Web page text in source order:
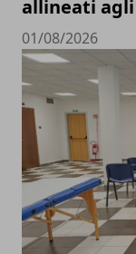
allineati agli
01/08/2026